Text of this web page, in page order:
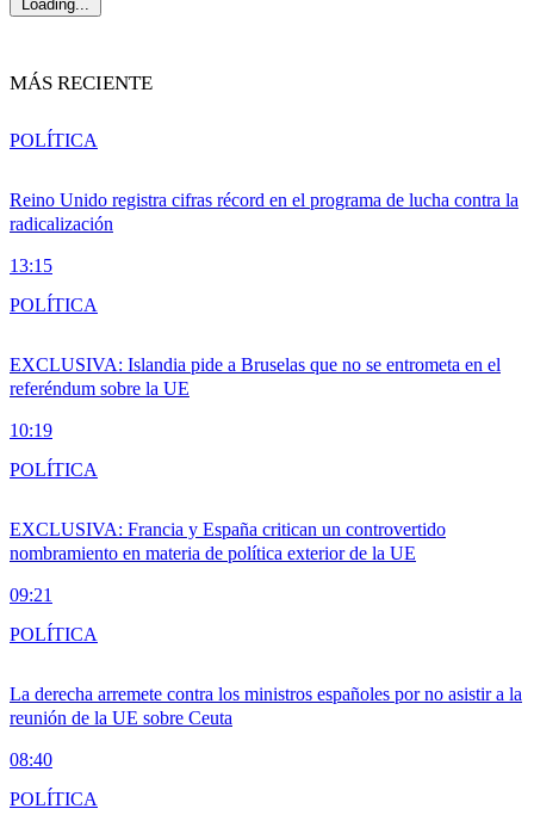
Loading...
MÁS RECIENTE
Reino Unido registra cifras récord en el programa de lucha contra la
radicalización
13:15
POLÍTICA
EXCLUSIVA: Islandia pide a Bruselas que no se entrometa en el
referéndum sobre la UE
10:19
POLÍTICA
EXCLUSIVA: Francia y España critican un controvertido
nombramiento en materia de política exterior de la UE
09:21
POLÍTICA
La derecha arremete contra los ministros españoles por no asistir a la
reunión de la UE sobre Ceuta
08:40
POLÍTICA
POLÍTICA